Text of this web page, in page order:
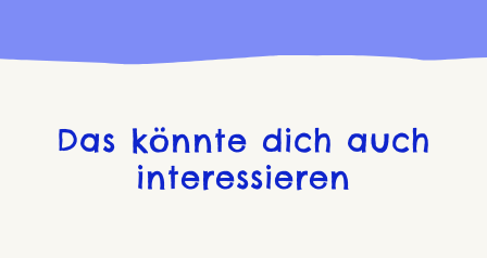
Das könnte dich auch
interessieren